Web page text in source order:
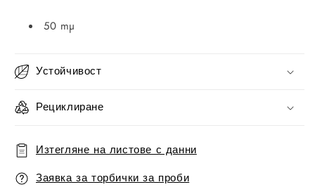
50 mµ
Устойчивост
Рециклиране
Изтегляне на листове с данни
Заявка за торбички за проби